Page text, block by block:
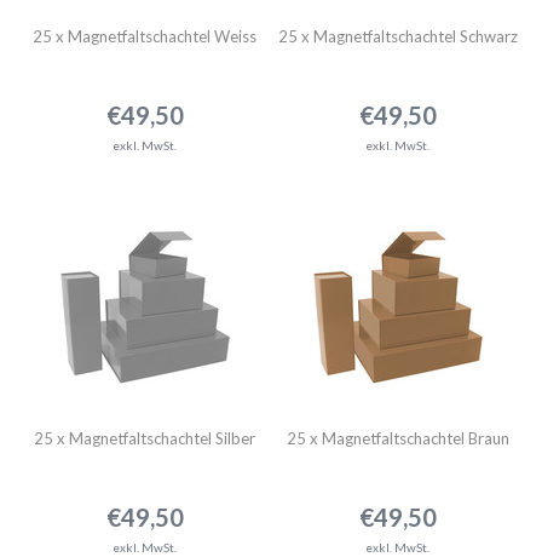
25 x Magnetfaltschachtel Weiss
€49,50
exkl. MwSt.
25 x Magnetfaltschachtel Schwarz
€49,50
exkl. MwSt.
25 x Magnetfaltschachtel Silber
€49,50
exkl. MwSt.
25 x Magnetfaltschachtel Braun
€49,50
exkl. MwSt.